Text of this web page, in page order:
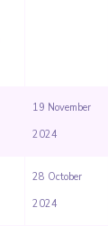
19 November
2024
28 October
2024